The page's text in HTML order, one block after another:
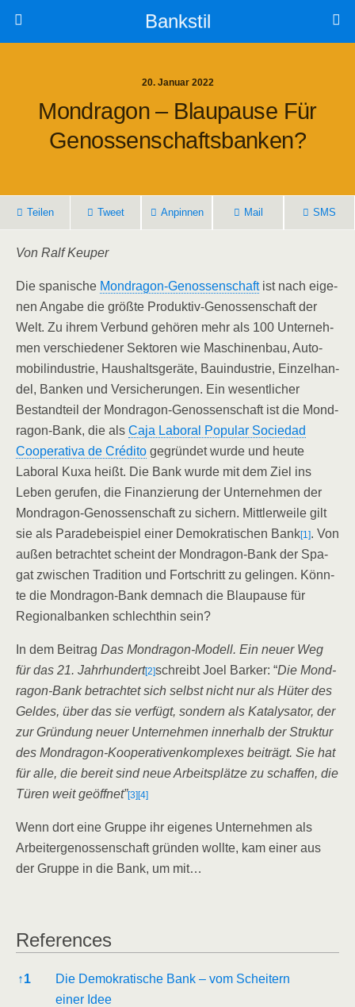
Bankstil
20. Januar 2022
Mond­ra­gon – Blau­pau­se Für
Genossenschaftsbanken?
Tei­len Tweet Anpin­nen Mail SMS
Von Ralf Keuper
Die spa­ni­sche Mond­ra­gon-Genos­sen­schaftist nach eige­
nen Anga­be die größ­te Pro­duk­tiv-Genos­sen­schaft der
Welt. Zu ihrem Ver­bund gehö­ren mehr als 100 Unter­neh­
men ver­schie­de­ner Sek­to­ren wie Maschi­nen­bau, Auto­
mo­bil­in­dus­trie, Haus­halts­ge­rä­te, Bau­in­dus­trie, Ein­zel­han­
del, Ban­ken und Ver­si­che­run­gen. Ein wesent­li­cher
Bestand­teil der Mond­ra­gon-Genos­sen­schaft ist die Mond­
ra­gon-Bank, die als Caja Laboral Popu­lar Socie­dad
Coope­ra­ti­va de Cré­di­to gegrün­det wur­de und heu­te
Laboral Kuxa heißt. Die Bank wur­de mit dem Ziel ins
Leben geru­fen, die Finan­zie­rung der Unter­neh­men der
Mond­ra­gon-Genos­sen­schaft zu sichern. Mitt­ler­wei­le gilt
sie als Para­de­bei­spiel einer Demo­kra­ti­schen Bank[1]. Von
außen betrach­tet scheint der Mond­ra­gon-Bank der Spa­
gat zwi­schen Tra­di­ti­on und Fort­schritt zu gelin­gen. Könn­
te die Mond­ra­gon-Bank dem­nach die Blau­pau­se für
Regio­nal­ban­ken schlecht­hin sein?
In dem Bei­trag Das Mond­ra­gon-Modell. Ein neu­er Weg
für das 21. Jahr­hun­dert[2]schreibt Joel Bar­ker: “Die Mond­
ra­gon-Bank betrach­tet sich selbst nicht nur als Hüter des
Gel­des, über das sie ver­fügt, son­dern als Kata­ly­sa­tor, der
zur Grün­dung neu­er Unter­neh­men inner­halb der Struk­tur
des Mond­ra­gon-Koope­ra­ti­venkom­ple­xes bei­trägt. Sie hat
für alle, die bereit sind neue Arbeits­plät­ze zu schaf­fen, die
Türen weit geöff­net”[3] [4]
Wenn dort eine Grup­pe ihr eige­nes Unter­neh­men als
Arbei­ter­ge­nos­sen­schaft grün­den woll­te, kam einer aus
der Grup­pe in die Bank, um mit…
Refe­ren­ces
Refe­ren­ces
↑1
Die Demo­kra­ti­sche Bank – vom Schei­tern
einer Idee